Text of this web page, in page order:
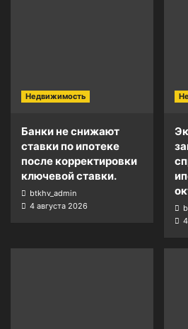
Недвижимость
Банки не снижают
ставки по ипотеке
после корректировки
ключевой ставки.
btkhv_admin
4 августа 2026